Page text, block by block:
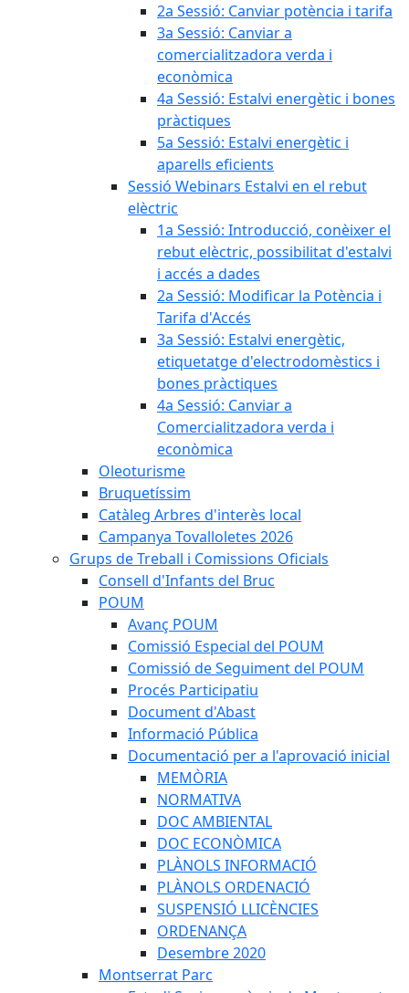
2a Sessió: Canviar potència i tarifa
3a Sessió: Canviar a
comercialitzadora verda i
econòmica
4a Sessió: Estalvi energètic i bones
pràctiques
5a Sessió: Estalvi energètic i
aparells eficients
Sessió Webinars Estalvi en el rebut
elèctric
1a Sessió: Introducció, conèixer el
rebut elèctric, possibilitat d'estalvi
i accés a dades
2a Sessió: Modificar la Potència i
Tarifa d'Accés
3a Sessió: Estalvi energètic,
etiquetatge d'electrodomèstics i
bones pràctiques
4a Sessió: Canviar a
Comercialitzadora verda i
econòmica
Oleoturisme
Bruquetíssim
Catàleg Arbres d'interès local
Campanya Tovalloletes 2026
Grups de Treball i Comissions Oficials
Consell d'Infants del Bruc
POUM
Avanç POUM
Comissió Especial del POUM
Comissió de Seguiment del POUM
Procés Participatiu
Document d'Abast
Informació Pública
Documentació per a l'aprovació inicial
MEMÒRIA
NORMATIVA
DOC AMBIENTAL
DOC ECONÒMICA
PLÀNOLS INFORMACIÓ
PLÀNOLS ORDENACIÓ
SUSPENSIÓ LLICÈNCIES
ORDENANÇA
Desembre 2020
Montserrat Parc